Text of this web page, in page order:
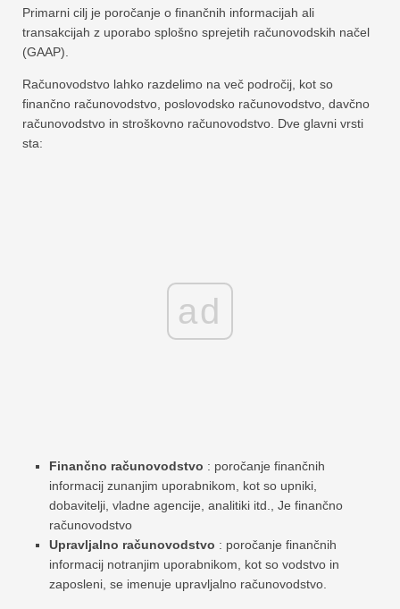
Primarni cilj je poročanje o finančnih informacijah ali
transakcijah z uporabo splošno sprejetih računovodskih načel
(GAAP).
Računovodstvo lahko razdelimo na več področij, kot so
finančno računovodstvo, poslovodsko računovodstvo, davčno
računovodstvo in stroškovno računovodstvo. Dve glavni vrsti
sta:
ad
Finančno računovodstvo : poročanje finančnih
informacij zunanjim uporabnikom, kot so upniki,
dobavitelji, vladne agencije, analitiki itd., Je finančno
računovodstvo
Upravljalno računovodstvo : poročanje finančnih
informacij notranjim uporabnikom, kot so vodstvo in
zaposleni, se imenuje upravljalno računovodstvo.